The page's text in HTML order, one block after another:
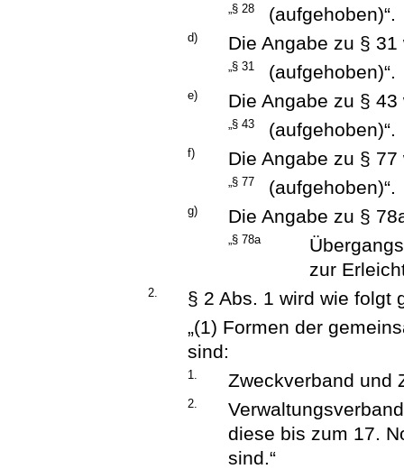
„§ 28 (aufgehoben)“.
d) Die Angabe zu §
„§ 31 (aufgehoben)“.
e) Die Angabe zu §
„§ 43 (aufgehoben)“.
f) Die Angabe zu §
„§ 77 (aufgehoben)“.
g) Die Angabe zu §
„§ 78a
zur
2.
§ 2 Abs. 1 wird wie folgt
„(1) Formen der
sind:
1. Zweckverband und
2.
diese bis zum 17.
sind.“